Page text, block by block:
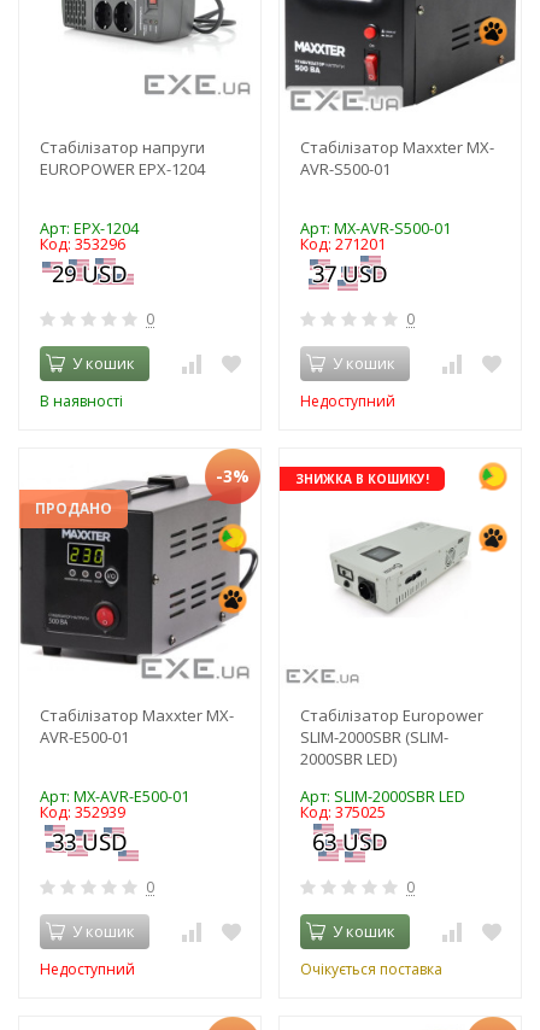
Стабілізатор напруги
EUROPOWER EPX-1204
Арт: EPX-1204
Код: 353296
0
У кошик
В наявності
Стабілізатор Maxxter MX-
AVR-S500-01
Арт: MX-AVR-S500-01
Код: 271201
0
У кошик
Недоступний
ПРОДАНО
-3%
Стабілізатор Maxxter MX-
AVR-E500-01
Арт: MX-AVR-E500-01
Код: 352939
0
У кошик
Недоступний
ЗНИЖКА В КОШИКУ!
Стабілізатор Europower
SLIM-2000SBR (SLIM-
2000SBR LED)
Арт: SLIM-2000SBR LED
Код: 375025
0
У кошик
Очікується поставка